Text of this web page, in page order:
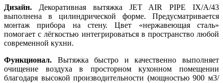
Дизайн. Декоративная вытяжка JET AIR PIPE IX/A/43
выполнена в цилиндрической форме. Предусматривается
монтаж прибора на стену. Цвет «нержавеющая сталь»
помогает с лёгкостью интегрироваться в пространство любой
современной кухни.
Функционал. Вытяжка быстро и качественно выполняет
очищение воздуха в просторном кухонном помещении
благодаря высокой производительности (мощностью 900 м3/